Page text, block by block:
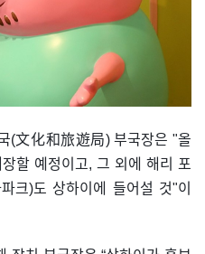
(文化和旅遊局) 부국장은 "올
할 예정이고, 그 외에 해리 포
크)도 상하이에 들어설 것"이